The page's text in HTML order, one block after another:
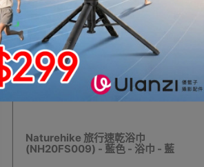
腳部保暖
Naturehike 旅行速乾浴巾
(NH20FS009) - 藍色 - 浴巾 - 藍